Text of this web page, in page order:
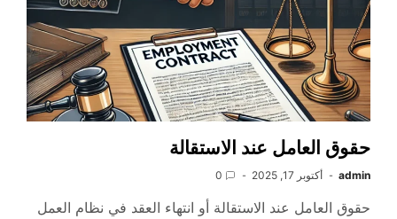
حقوق العامل عند الاستقالة
admin أكتوبر 17, 2025 0
حقوق العامل عند الاستقالة أو انتهاء العقد في نظام العمل